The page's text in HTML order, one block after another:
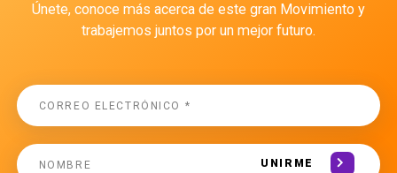
Únete, conoce más acerca de este gran Movimiento y
trabajemos juntos por un mejor futuro.
UNIRME